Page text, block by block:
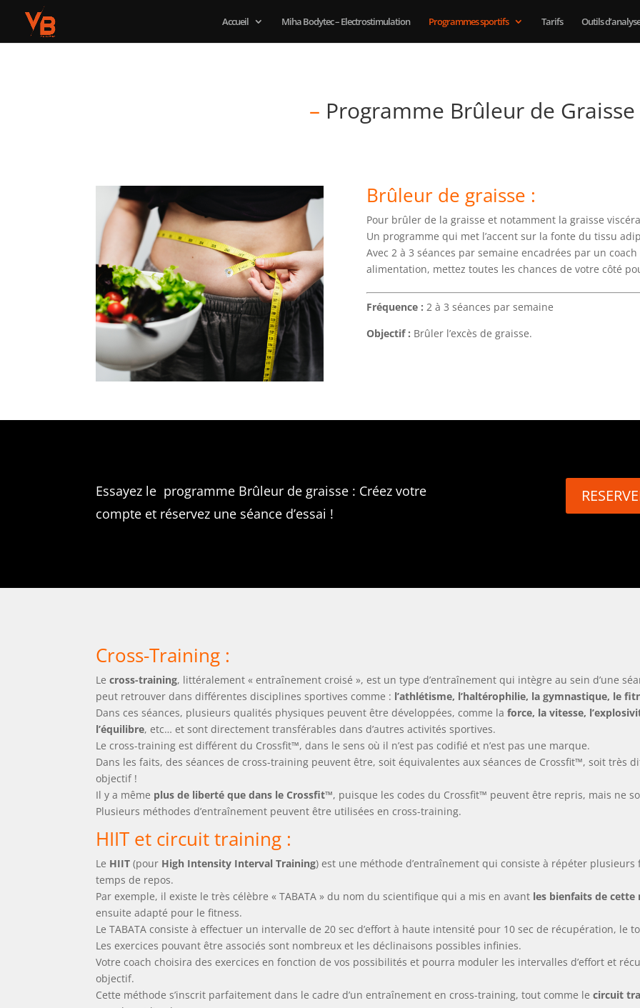
Accueil Miha Bodytec – Electrostimulation Programmes sportifs Tarifs Outils
– Programme Brûleur de Graisse
Brûleur de graisse :
Pour brûler de la graisse et notamment la graisse
Un programme qui met l’accent sur la fonte du tissu
Avec 2 à 3 séances par semaine encadrées par un
alimentation, mettez toutes les chances de votre côté
Fréquence : 2 à 3 séances par semaine
Objectif : Brûler l’excès de graisse.
Essayez le programme Brûleur de graisse : Créez votre
compte et réservez une séance d’essai !
Cross-Training :
Lecross-training, littéralement « entraînement croisé », est un type d’entraînement qui intègre au sein d’une
peut retrouver dans différentes disciplines sportives comme : l’athlétisme, l’haltérophilie, la gymnastique, le
Dans ces séances, plusieurs qualités physiques peuvent être développées, comme laforce, la vitesse,
l’équilibre, etc… et sont directement transférables dans d’autres activités sportives.
Le cross-training est différent du Crossfit™, dans le sens où il n’est pas codifié et n’est pas une marque.
Dans les faits, des séances de cross-training peuvent être, soit équivalentes aux séances de Crossfit™, soit très
objectif !
Il y a même plus de liberté que dans le Crossfit™, puisque les codes du Crossfit™ peuvent être repris, mais ne
Plusieurs méthodes d’entraînement peuvent être utilisées en cross-training.
HIIT et circuit training :
Le HIIT (pour High Intensity Interval Training) est une méthode d’entraînement qui consiste à répéter
temps de repos.
Par exemple, il existe le très célèbre « TABATA » du nom du scientifique qui a mis en avant les bienfaits de
ensuite adapté pour le fitness.
Le TABATA consiste à effectuer un intervalle de 20 sec d’effort à haute intensité pour 10 sec de récupération, le
Les exercices pouvant être associés sont nombreux et les déclinaisons possibles infinies.
Votre coach choisira des exercices en fonction de vos possibilités et pourra moduler les intervalles d’effort et
objectif.
Cette méthode s’inscrit parfaitement dans le cadre d’un entraînement en cross-training, tout comme lecircuit